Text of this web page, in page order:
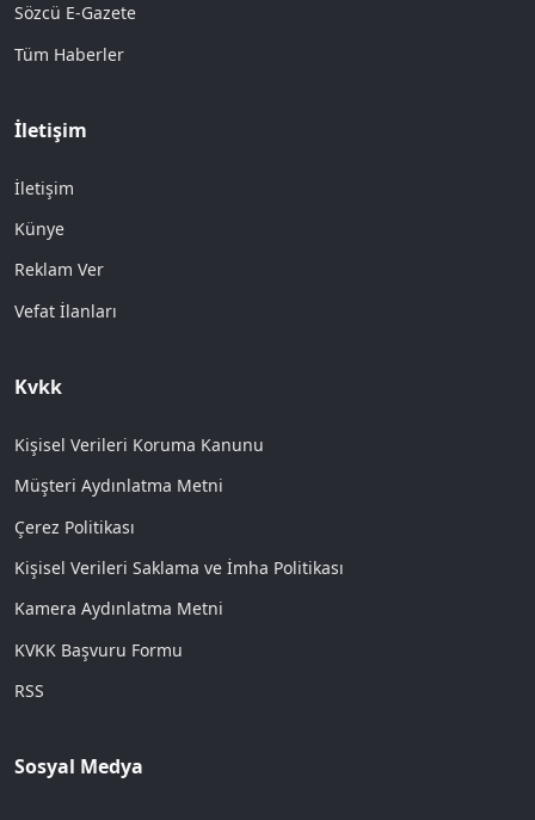
Sözcü E-Gazete
Tüm Haberler
İletişim
İletişim
Künye
Reklam Ver
Vefat İlanları
Kvkk
Kişisel Verileri Koruma Kanunu
Müşteri Aydınlatma Metni
Çerez Politikası
Kişisel Verileri Saklama ve İmha Politikası
Kamera Aydınlatma Metni
KVKK Başvuru Formu
RSS
Sosyal Medya